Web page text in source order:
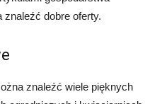
dobre oferty.
znaleźć wiele pięknych